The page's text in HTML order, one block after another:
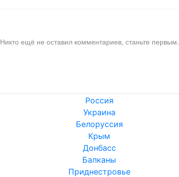
Никто ещё не оставил комментариев, станьте первым.
Россия
Украина
Белоруссия
Крым
Донбасс
Балканы
Приднестровье